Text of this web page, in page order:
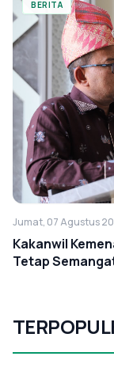
BERITA
Jumat, 07 Agustus
Kakanwil
Tetap